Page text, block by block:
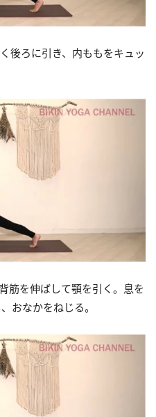
後ろに引き、内ももをキュッ
筋を伸ばして顎を引く。息を
おなかをねじる。